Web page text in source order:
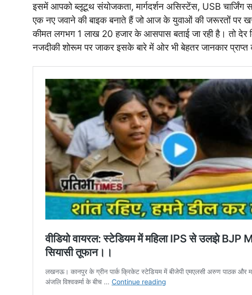
इसमें आपको ब्लूटूथ संयोजकता, मार्गदर्शन असिस्टेंस, USB
एक नए जवाने की बाइक बनाते हैं जो आज के युवाओं की जरूरतों पर
कीमत लगभग 1 लाख 20 हजार के आसपास बताई जा रही है। तो देर
नजदीकी शोरूम पर जाकर इसके बारे में ओर भी बेहतर जानकार